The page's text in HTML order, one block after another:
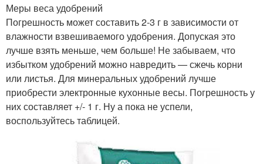
Меры веса удобрений
Погрешность может составить 2-3 г в зависимости от
влажности взвешиваемого удобрения. Допуская это
лучше взять меньше, чем больше! Не забываем, что
избытком удобрений можно навредить — сжечь корни
или листья. Для минеральных удобрений лучше
приобрести электронные кухонные весы. Погрешность у
них составляет +/- 1 г. Ну а пока не успели,
воспользуйтесь таблицей.